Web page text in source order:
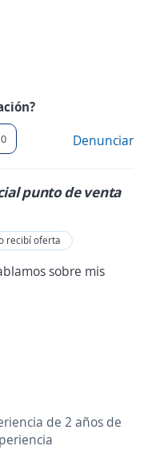
0 Denunciar
punto de venta
recibí oferta
sobre mis
de 2 años de